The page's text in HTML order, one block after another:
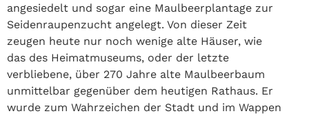
angesiedelt und sogar eine Maulbeerplantage zur
Seidenraupenzucht angelegt. Von dieser Zeit
zeugen heute nur noch wenige alte Häuser, wie
das des Heimatmuseums, oder der letzte
verbliebene, über 270 Jahre alte Maulbeerbaum
unmittelbar gegenüber dem heutigen Rathaus. Er
wurde zum Wahrzeichen der Stadt und im Wappen